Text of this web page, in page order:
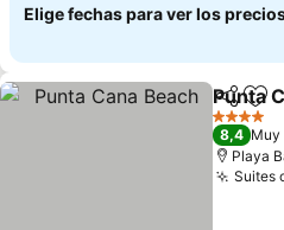
Elige fechas para ver los
Punta
4 Estrellas
8,4 Muy
Playa
Suites